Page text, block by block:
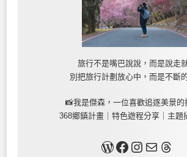
旅行不是嘴巴說說，而是說走
別把旅行計劃放心中，而是不斷
📸我是傑森，一位喜歡追逐美景的
368鄉鎮計畫｜特色遊程分享｜主題
關於我Facebook InstagramMail Threads